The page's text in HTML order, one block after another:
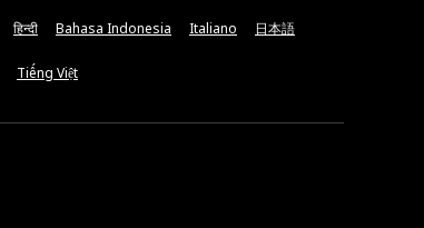
हिन्दी Bahasa Indonesia Italiano 日本語
Tiếng Việt